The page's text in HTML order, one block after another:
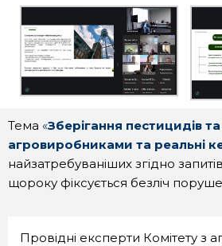
Тема «Зберігання пестицидів та
агровиробниками та реальні
найзатребуваніших згідно
щороку фіксується безліч
Провідні експерти Комітету з